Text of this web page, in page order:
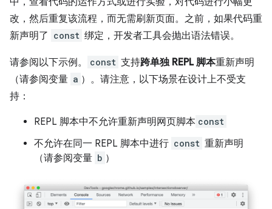
改，然后重复该流程，而无需刷新页面。之前，如果代码重
新声明了 const 绑定，开发者工具会抛出语法错误。
请参阅以下示例。 const 支持跨单独 REPL 脚本重新声明
（请参阅变量 a ）。请注意，以下场景在设计上不受支
持：
REPL 脚本中不允许重新声明网页脚本 const
不允许在同一 REPL 脚本中进行 const 重新声明
（请参阅变量 b ）